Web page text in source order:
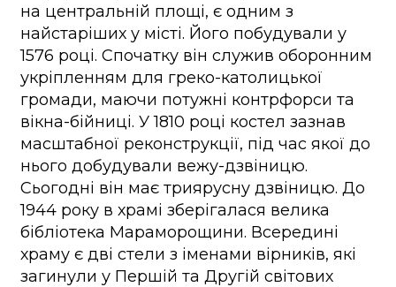
на центральній площі, є одним з
найстаріших у місті. Його побудували у
1576 році. Спочатку він служив оборонним
укріпленням для греко-католицької
громади, маючи потужні контрфорси та
вікна-бійниці. У 1810 році костел зазнав
масштабної реконструкції, під час якої до
нього добудували вежу-дзвіницю.
Сьогодні він має триярусну дзвіницю. До
1944 року в храмі зберігалася велика
бібліотека Мараморощини. Всередині
храму є дві стели з іменами вірників, які
загинули у Першій та Другій світових